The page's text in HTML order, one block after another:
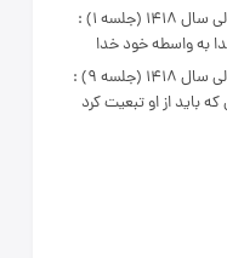
ابو حمزه ثمالی سال 1418 (جلسه 1) :
به واسطه خود خدا
ابو حمزه ثمالی سال 1418 (جلسه 9) :
باید از او تبعیت کرد